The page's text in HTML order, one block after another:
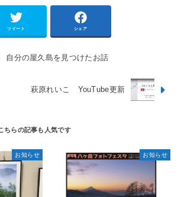
ツイート シェア
分の屋久島を見つけたお話
萩原れいこ YouTube更新
お知らせ お知らせ